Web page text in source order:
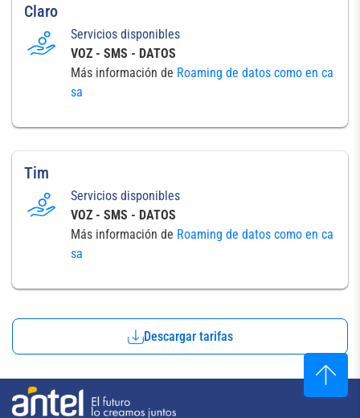
Claro
Servicios disponibles
VOZ - SMS - DATOS
Más información de Roaming de datos como en ca
sa
Tim
Servicios disponibles
VOZ - SMS - DATOS
Más información de Roaming de datos como en ca
sa
Descargar tarifas